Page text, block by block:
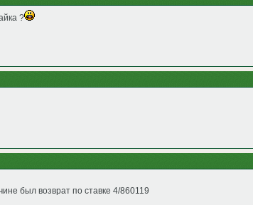
?
был возврат по ставке 4/860119